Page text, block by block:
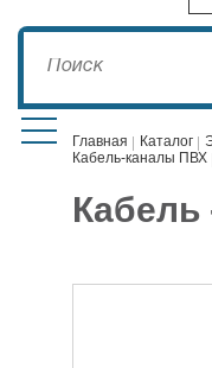
Главная Каталог
Кабель-каналы ПВХ
Кабель